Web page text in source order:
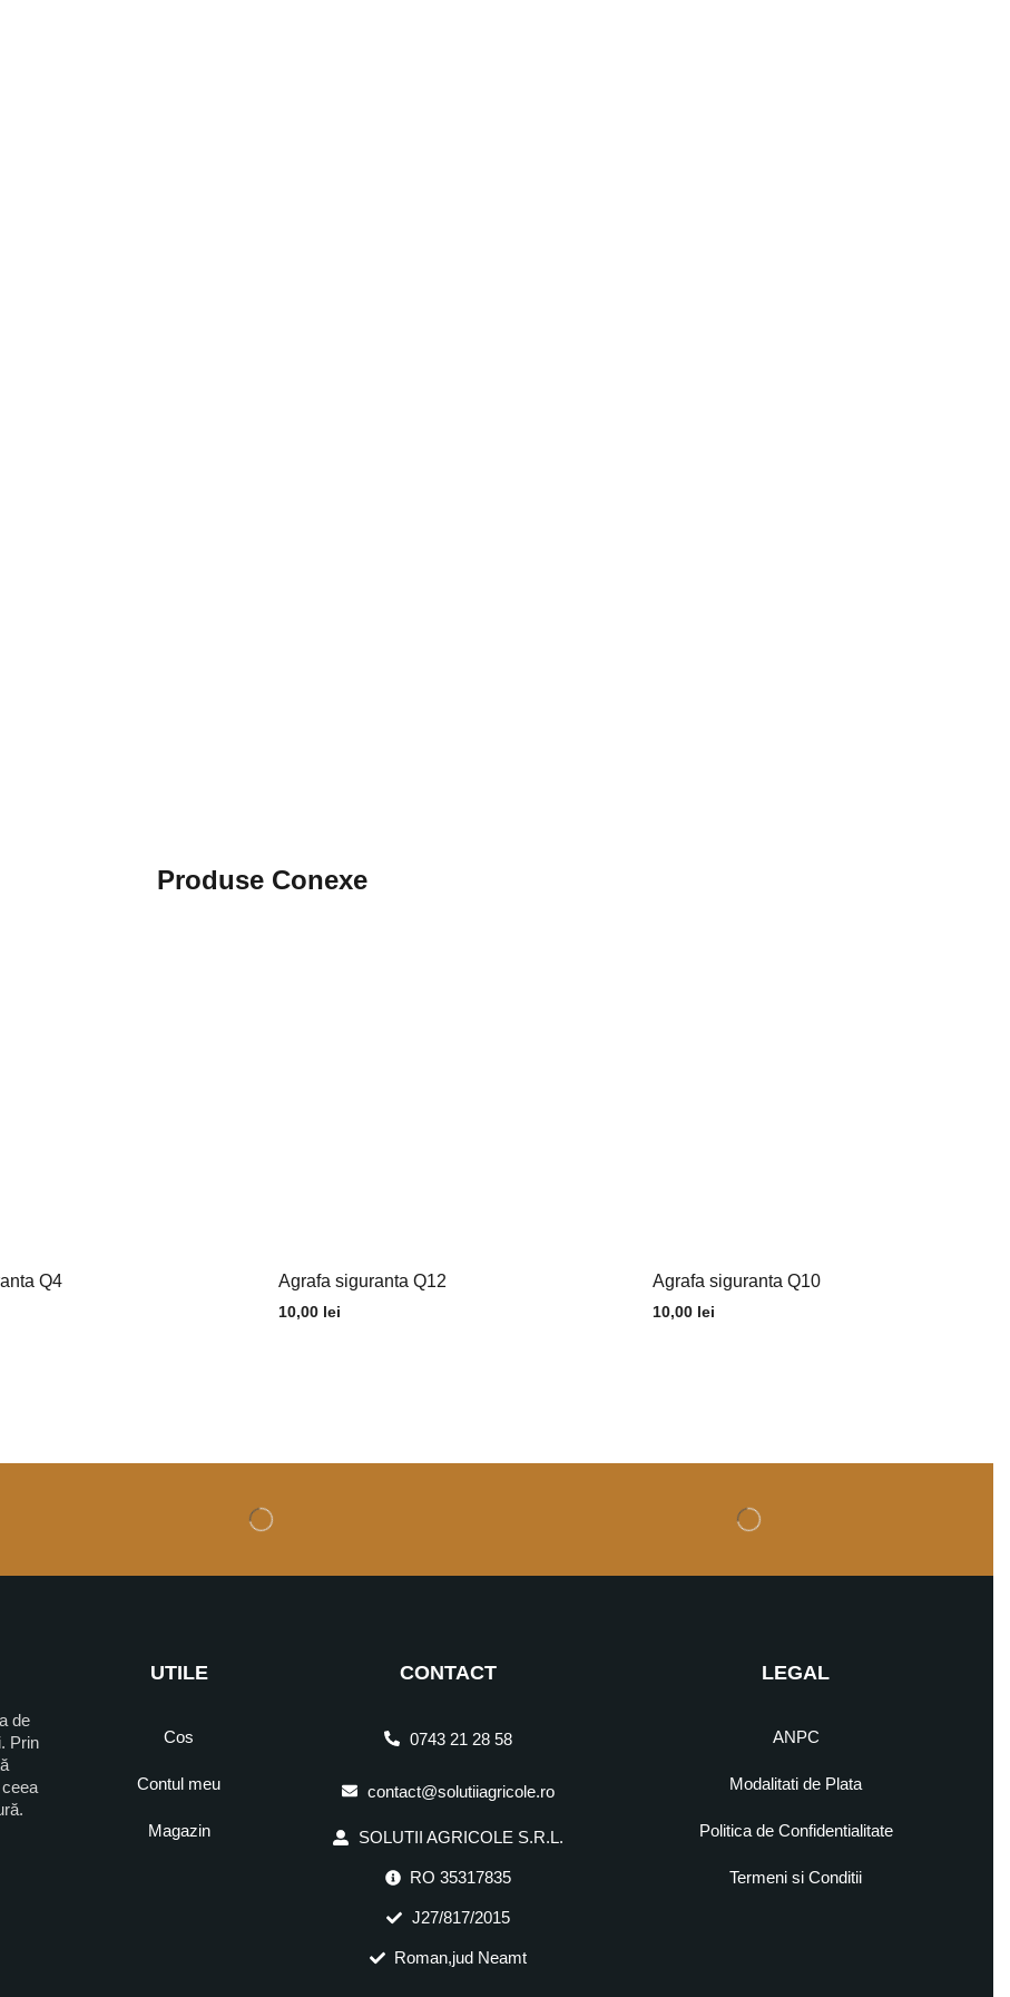
Produse Conexe
Q4 Agrafa siguranta Q12
10,00 lei
Agrafa siguranta Q10
10,00 lei
de
Prin
UTILE
Cos
Contul meu
Magazin
CONTACT
0743 21 28 58
contact@solutiiagricole.ro
SOLUTII AGRICOLE S.R.L.
RO 35317835
J27/817/2015
Roman,jud Neamt
LEGAL
ANPC
Modalitati de Plata
Politica de Confidentialitate
Termeni si Conditii